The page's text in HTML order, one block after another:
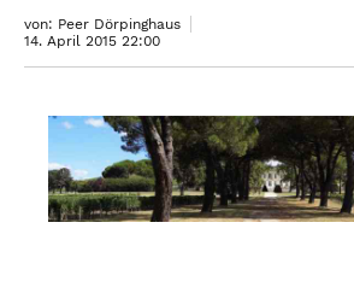
von: Peer Dörpinghaus
14. April 2015 22:00